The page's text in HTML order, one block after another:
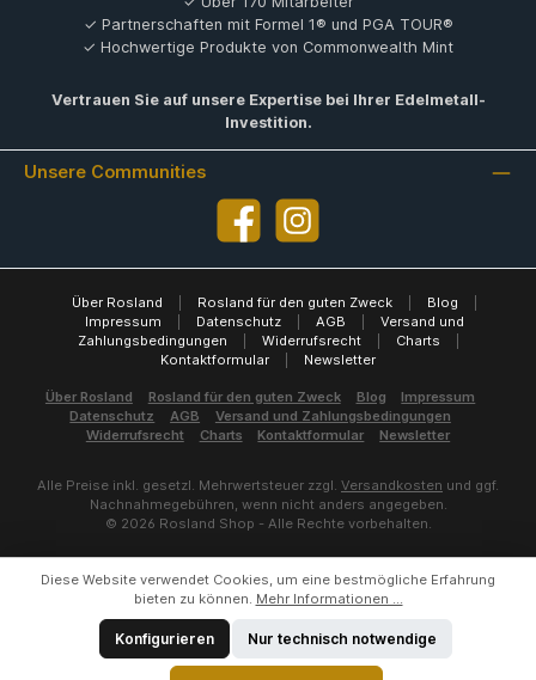
✓ Partnerschaften mit Formel 1® und PGA TOUR®
✓ Hochwertige Produkte von Commonwealth Mint
Vertrauen Sie auf unsere Expertise bei Ihrer Edelmetall-
Investition.
Unsere Communities
Facebook Instagram
Über Rosland Rosland für den guten Zweck Blog
Impressum
Datenschutz AGB
Versand und
Zahlungsbedingungen
Widerrufsrecht Charts
Kontaktformular
Newsletter
Über Rosland Rosland für den guten Zweck Blog
Impressum
Datenschutz
AGB
Versand und Zahlungsbedingungen
Widerrufsrecht
Charts Kontaktformular Newsletter
Alle Preise inkl. gesetzl. Mehrwertsteuer zzgl. Versandkosten und ggf.
Nachnahmegebühren, wenn nicht anders angegeben.
© 2026 Rosland Shop - Alle Rechte vorbehalten.
Diese Website verwendet Cookies, um eine bestmögliche Erfahrung
bieten zu können. Mehr Informationen ...
Nur technisch notwendige
Konfigurieren